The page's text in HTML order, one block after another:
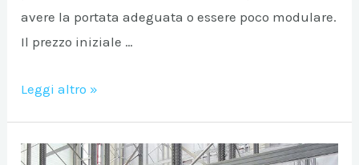
avere la portata adeguata o essere poco modulare.
Il prezzo iniziale …
5
Leggi altro »